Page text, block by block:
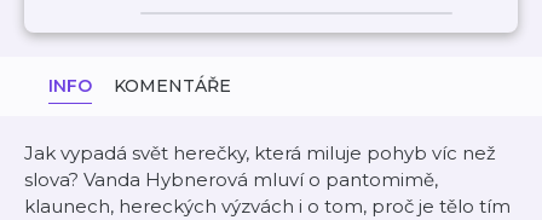
INFO KOMENTÁŘE
Jak vypadá svět herečky, která miluje pohyb víc než
slova? Vanda Hybnerová mluví o pantomimě,
klaunech, hereckých výzvách i o tom, proč je tělo tím